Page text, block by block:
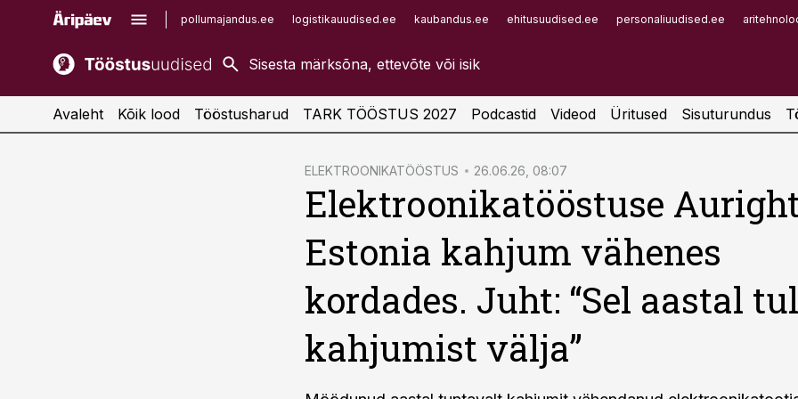
pollumajandus.ee logistikauudised.ee kaubandus.ee ehitusuudised.ee personaliuudised.ee
kaubandus.ee
kinnisvarauudised.ee
imelineajalugu.ee
Infopank
Avaleht Kõik lood Tööstusharud TARK TÖÖSTUS 2027 Podcastid Videod Üritused Sisuturundus
ELEKTROONIKATÖÖSTUS 26.06.26, 08:07
Elektroonikatööstuse
Estonia kahjum vähenes
kordades. Juht: “Sel aastal
kahjumist välja”